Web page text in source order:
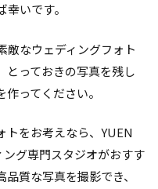
いです。
敵なウェディングフォト
とっておきの写真を残し
ってください。
トをお考えなら、YUEN
グ専門スタジオがおすす
質な写真を撮影でき、